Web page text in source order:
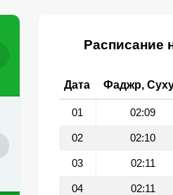
Расписание
Дата Фаджр,
01 02:09
02 02:10
03 02:11
04 02:11